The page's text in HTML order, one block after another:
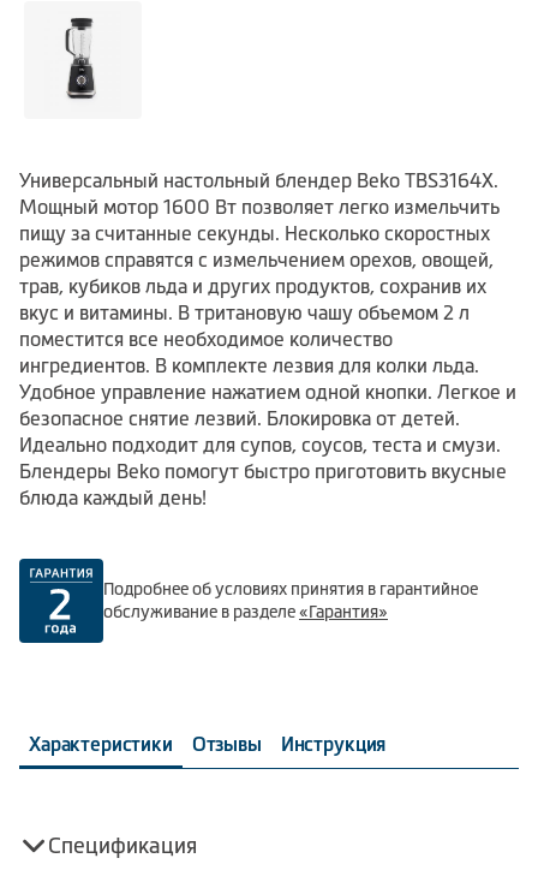
Универсальный настольный блендер Beko TBS3164X.
Мощный мотор 1600 Вт позволяет легко измельчить
пищу за считанные секунды. Несколько скоростных
режимов справятся с измельчением орехов, овощей,
трав, кубиков льда и других продуктов, сохранив их
вкус и витамины. В тритановую чашу объемом 2 л
поместится все необходимое количество
ингредиентов. В комплекте лезвия для колки льда.
Удобное управление нажатием одной кнопки. Легкое и
безопасное снятие лезвий. Блокировка от детей.
Идеально подходит для супов, соусов, теста и смузи.
Блендеры Beko помогут быстро приготовить вкусные
блюда каждый день!
Подробнее об условиях принятия в гарантийное
обслуживание в разделе«Гарантия»
Характеристики Отзывы Инструкция
Спецификация